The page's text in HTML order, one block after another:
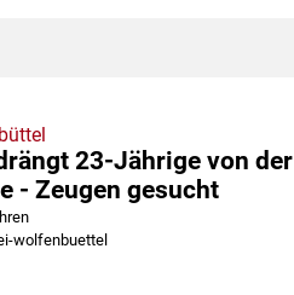
23-Jährige von der
- Zeugen gesucht
wolfenbuettel